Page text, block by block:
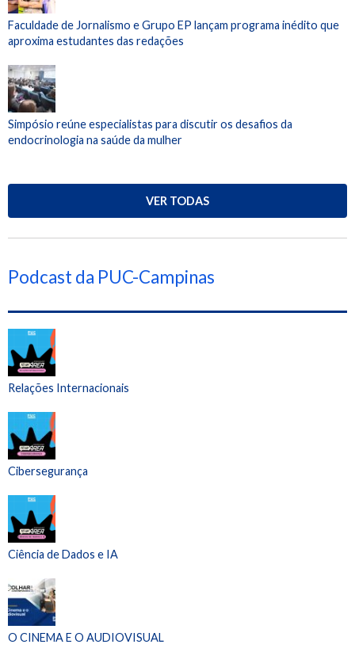
Faculdade de Jornalismo e Grupo EP lançam programa inédito que
aproxima estudantes das redações
Simpósio reúne especialistas para discutir os desafios da
endocrinologia na saúde da mulher
VER TODAS
Podcast da PUC-Campinas
Relações Internacionais
Cibersegurança
Ciência de Dados e IA
O CINEMA E O AUDIOVISUAL